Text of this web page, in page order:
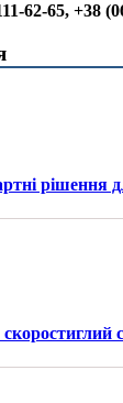
62-65, +38
скоростиглий